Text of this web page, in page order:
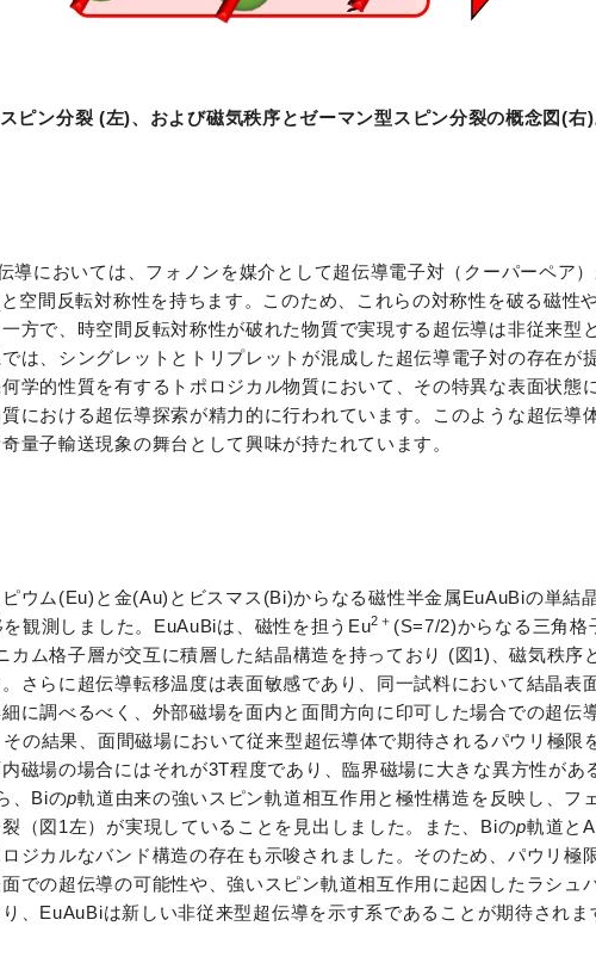
ピン分裂 (左)、および磁気秩序とゼーマン型スピン分裂の概念図(右)
導においては、フォノンを媒介として超伝導電子対（クーパーペア
と空間反転対称性を持ちます。このため、これらの対称性を破る磁性
方で、時空間反転対称性が破れた物質で実現する超伝導は非従来型
は、シングレットとトリプレットが混成した超伝導電子対の存在が
学的性質を有するトポロジカル物質において、その特異な表面状態
における超伝導探索が精力的に行われています。このような超伝導
量子輸送現象の舞台として興味が持たれています。
ウム(Eu)と金(Au)とビスマス(Bi)からなる磁性半金属EuAuBiの単結
観測しました。EuAuBiは、磁性を担うEu2＋ (S=7/2)からなる三角格
カム格子層が交互に積層した結晶構造を持っており (図1)、磁気秩序
さらに超伝導転移温度は表面敏感であり、同一試料において結晶表
に調べるべく、外部磁場を面内と面間方向に印可した場合での超伝
の結果、面間磁場において従来型超伝導体で期待されるパウリ極限
磁場の場合にはそれが3T程度であり、臨界磁場に大きな異方性があ
、Biのp軌道由来の強いスピン軌道相互作用と極性構造を反映し、フ
（図1左）が実現していることを見出しました。また、Biのp軌道と
ジカルなバンド構造の存在も示唆されました。そのため、パウリ極
での超伝導の可能性や、強いスピン軌道相互作用に起因したラシュ
、EuAuBiは新しい非従来型超伝導を示す系であることが期待されま